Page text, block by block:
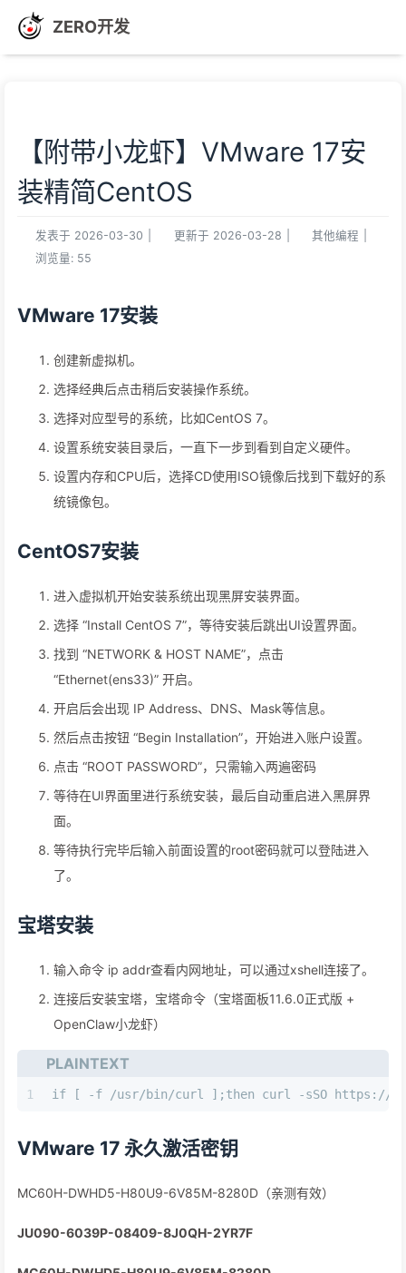
ZERO开发
【附带小龙虾】VMware 17安
装精简CentOS
发表于 2026-03-30 更新于 2026-03-28 其他编程
浏览量: 55
VMware 17安装
创建新虚拟机。
选择经典后点击稍后安装操作系统。
选择对应型号的系统，比如CentOS 7。
设置系统安装目录后，一直下一步到看到自定义硬件。
设置内存和CPU后，选择CD使用ISO镜像后找到下载好的系
统镜像包。
CentOS7安装
进入虚拟机开始安装系统出现黑屏安装界面。
选择 “Install CentOS 7”，等待安装后跳出UI设置界面。
找到 “NETWORK & HOST NAME”，点击
“Ethernet(ens33)” 开启。
开启后会出现 IP Address、DNS、Mask等信息。
然后点击按钮 “Begin Installation”，开始进入账户设置。
点击 “ROOT PASSWORD”，只需输入两遍密码
等待在UI界面里进行系统安装，最后自动重启进入黑屏界
面。
等待执行完毕后输入前面设置的root密码就可以登陆进入
了。
宝塔安装
输入命令 ip addr查看内网地址，可以通过xshell连接了。
连接后安装宝塔，宝塔命令（宝塔面板11.6.0正式版 +
OpenClaw小龙虾）
PLAINTEXT
1 if [ -f /usr/bin/curl ];then curl -sSO https://
VMware 17 永久激活密钥
MC60H-DWHD5-H80U9-6V85M-8280D（亲测有效）
JU090-6039P-08409-8J0QH-2YR7F